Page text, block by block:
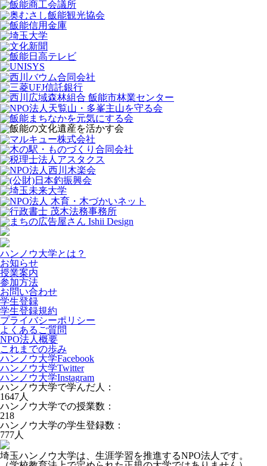
ハンノウ大学とは？
お知らせ
授業案内
参加方法
お問い合わせ
学生登録
学生登録規約
プライバシーポリシー
よくあるご質問
NPO法人概要
これまでの歩み
ハンノウ大学Facebook
ハンノウ大学Twitter
ハンノウ大学Instagram
ハンノウ大学で学んだ人：
1647人
ハンノウ大学での授業数：
218
ハンノウ大学の学生登録数：
777人
埼玉ハンノウ大学は、生涯学習を推進するNPO法人です。